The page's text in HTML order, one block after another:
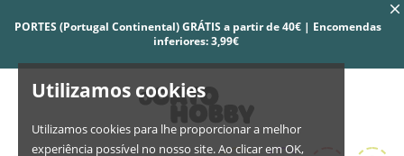
Utilizamos cookies
Utilizamos cookies para lhe proporcionar a melhor
experiência possível no nosso site. Ao clicar em OK,
PORTES (Portugal Continental) GRÁTIS a partir de 40€ | Encomendas
inferiores: 3,99€